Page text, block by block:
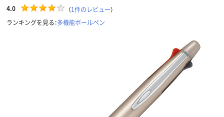
4.0 （1件のレビュー）
ランキングを見る：多機能ボールペン